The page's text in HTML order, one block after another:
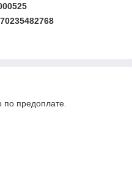
по предоплате.